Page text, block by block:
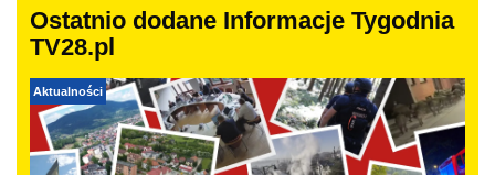
Ostatnio dodane Informacje Tygodnia
TV28.pl
Aktualności